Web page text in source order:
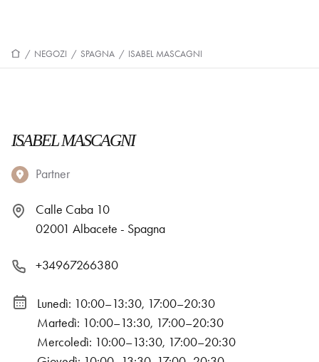
/ NEGOZI / SPAGNA / ISABEL MASCAGNI
ISABEL MASCAGNI
Partner
Calle Caba 10
02001 Albacete - Spagna
+34967266380
Lunedì: 10:00–13:30, 17:00–20:30
Martedì: 10:00–13:30, 17:00–20:30
Mercoledì: 10:00–13:30, 17:00–20:30